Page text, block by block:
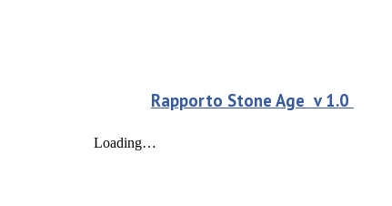
Rapporto Stone Age v 1.0